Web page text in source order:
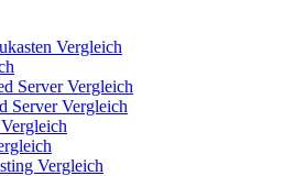
Vergleich
Server Vergleich
Server Vergleich
Vergleich